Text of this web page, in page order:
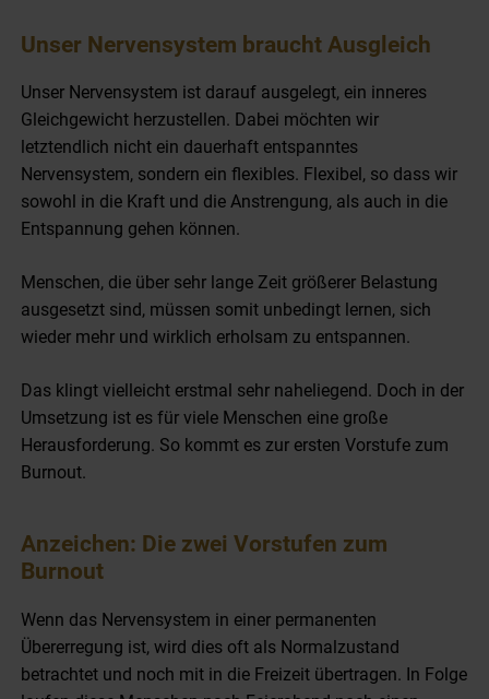
Unser Nervensystem braucht Ausgleich
Unser Nervensystem ist darauf ausgelegt, ein inneres
Gleichgewicht herzustellen. Dabei möchten wir
letztendlich nicht ein dauerhaft entspanntes
Nervensystem, sondern ein flexibles. Flexibel, so dass wir
sowohl in die Kraft und die Anstrengung, als auch in die
Entspannung gehen können.
Menschen, die über sehr lange Zeit größerer Belastung
ausgesetzt sind, müssen somit unbedingt lernen, sich
wieder mehr und wirklich erholsam zu entspannen.
Das klingt vielleicht erstmal sehr naheliegend. Doch in der
Umsetzung ist es für viele Menschen eine große
Herausforderung. So kommt es zur ersten Vorstufe zum
Burnout.
Anzeichen: Die zwei Vorstufen zum
Burnout
Wenn das Nervensystem in einer permanenten
Übererregung ist, wird dies oft als Normalzustand
betrachtet und noch mit in die Freizeit übertragen. In Folge